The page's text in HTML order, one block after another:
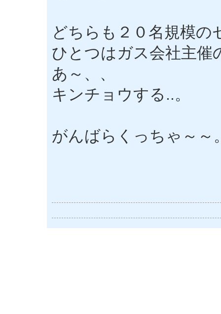
どちらも２０名規模の
ひとつはガス会社主催
あ～、、
キンチョウする..。
がんばらくっちゃ～～